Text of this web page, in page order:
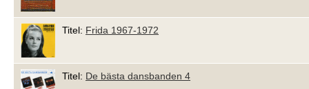
Titel: Frida 1967-1972
Titel: De bästa dansbanden 4